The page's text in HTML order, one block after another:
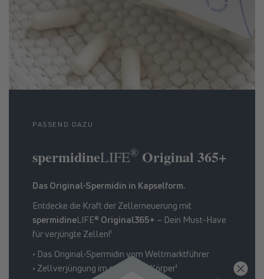
PASSEND DAZU
spermidineLIFE® Original 365+
Das Original-Spermidin in Kapselform.
Entdecke die Kraft der Zellerneuerung mit
spermidineLIFE® Original365+ – Dein Must-Have
für verjüngte Zellen!¹
• Das Original-Spermidin vom Weltmarktführer
• Zellverjüngung im gesamten Körper¹